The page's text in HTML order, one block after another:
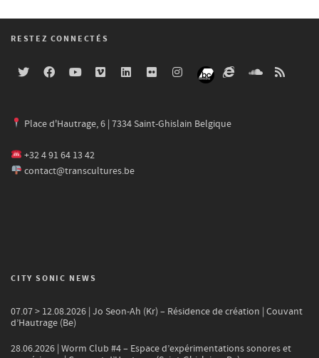
RESTEZ CONNECTÉS
Place d'Hautrage, 6 | 7334 Saint-Ghislain Belgique
+32 4 91 64 13 42
contact@transcultures.be
CITY SONIC NEWS
07.07 > 12.08.2026 | Jo Seon-Ah (Kr) – Résidence de création | Couvant
d’Hautrage (Be)
28.06.2026 | Worm Club #4 – Espace d’expérimentations sonores et